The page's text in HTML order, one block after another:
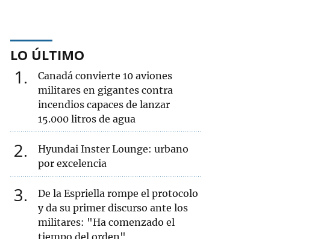
LO ÚLTIMO
1
Canadá convierte 10 aviones
militares en gigantes contra
incendios capaces de lanzar
15.000 litros de agua
2
Hyundai Inster Lounge: urbano
por excelencia
3
De la Espriella rompe el protocolo
y da su primer discurso ante los
militares: "Ha comenzado el
tiempo del orden"